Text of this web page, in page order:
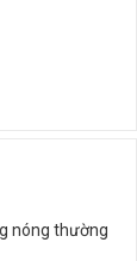
nóng thường